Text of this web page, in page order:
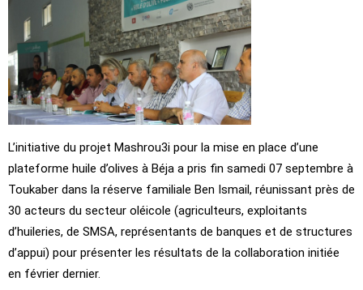
L’initiative du projet Mashrou3i pour la mise en place d’une
plateforme huile d’olives à Béja a pris fin samedi 07 septembre à
Toukaber dans la réserve familiale Ben Ismail, réunissant près de
30 acteurs du secteur oléicole (agriculteurs, exploitants
d’huileries, de SMSA, représentants de banques et de structures
d’appui) pour présenter les résultats de la collaboration initiée
en février dernier.